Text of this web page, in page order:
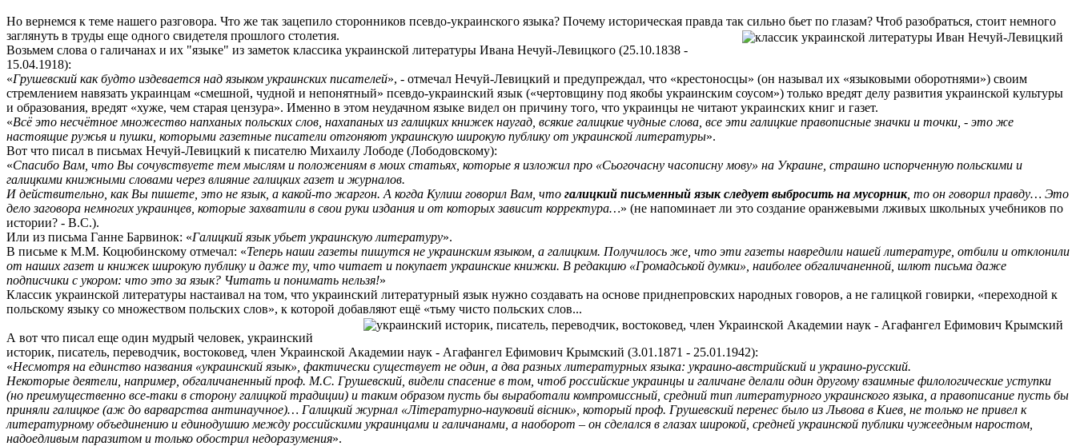
Но вернемся к теме нашего разговора. Что же так зацепило сторонников псевдо-украинского языка? Почему историческая правда так сильно бьет по глазам? Чтоб разобраться, стоит немного
заглянуть в труды еще одного свидетеля прошлого столетия.
Возьмем слова о галичанах и их "языке" из заметок классика украинской литературы Ивана Нечуй-Левицкого (25.10.1838 -
15.04.1918):
«Грушевский как будто издевается над языком украинских писателей», - отмечал Нечуй-Левицкий и предупреждал, что «крестоносцы» (он называл их «языковыми оборотнями») своим
стремлением навязать украинцам «смешной, чудной и непонятный» псевдо-украинский язык («чертовщину под якобы украинским соусом») только вредят делу развития украинской культуры
и образования, вредят «хуже, чем старая цензура». Именно в этом неудачном языке видел он причину того, что украинцы не читают украинских книг и газет.
«Всё это несчётное множество напханых польских слов, нахапаных из галицких книжек наугад, всякие галицкие чудные слова, все эти галицкие правописные значки и точки, - это же
настоящие ружья и пушки, которыми газетные писатели отгоняют украинскую широкую публику от украинской литературы».
Вот что писал в письмах Нечуй-Левицкий к писателю Михаилу Лободе (Лободовскому):
«Спасибо Вам, что Вы сочувствуете тем мыслям и положениям в моих статьях, которые я изложил про «Сьогочасну часописну мову» на Украине, страшно испорченную польскими и
галицкими книжными словами через влияние галицких газет и журналов.
И действительно, как Вы пишете, это не язык, а какой-то жаргон. А когда Кулиш говорил Вам, что галицкий письменный язык следует выбросить на мусорник, то он говорил правду… Это
дело заговора немногих украинцев, которые захватили в свои руки издания и от которых зависит корректура…» (не напоминает ли это создание оранжевыми лживых школьных учебников по
истории? - В.С.).
Или из письма Ганне Барвинок: «Галицкий язык убьет украинскую литературу».
В письме к М.М. Коцюбинскому отмечал: «Теперь наши газеты пишутся не украинским языком, а галицким. Получилось же, что эти газеты навредили нашей литературе, отбили и отклонили
от наших газет и книжек широкую публику и даже ту, что читает и покупает украинские книжки. В редакцию «Громадськой думки», наиболее обгаличаненной, шлют письма даже
подписчики с укором: что это за язык? Читать и понимать нельзя!»
Классик украинской литературы настаивал на том, что украинский литературный язык нужно создавать на основе приднепровских народных говоров, а не галицкой говирки, «переходной к
польскому языку со множеством польских слов», к которой добавляют ещё «тьму чисто польских слов...
А вот что писал еще один мудрый человек, украинский
историк, писатель, переводчик, востоковед, член Украинской Академии наук - Агафангел Ефимович Крымский (3.01.1871 - 25.01.1942):
«Несмотря на единство названия «украинский язык», фактически существует не один, а два разных литературных языка: украино-австрийский и украино-русский.
Некоторые деятели, например, обгаличаненный проф. М.С. Грушевский, видели спасение в том, чтоб российские украинцы и галичане делали один другому взаимные филологические уступки
(но преимущественно все-таки в сторону галицкой традиции) и таким образом пусть бы выработали компромиссный, средний тип литературного украинского языка, а правописание пусть бы
приняли галицкое (аж до варварства антинаучное)… Галицкий журнал «Літературно-науковий вісник», который проф. Грушевский перенес было из Львова в Киев, не только не привел к
литературному объединению и единодушию между российскими украинцами и галичанами, а наоборот – он сделался в глазах широкой, средней украинской публики чужеедным наростом,
надоедливым паразитом и только обострил недоразумения».